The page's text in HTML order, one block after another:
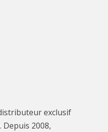
exclusif
Depuis 2008,